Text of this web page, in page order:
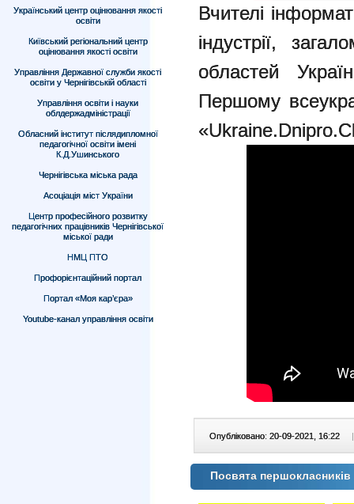
Український центр оцінювання якості
освіти
Київський регіональний центр
оцінювання якості освіти
Управління Державної служби якості
освіти у Чернігівській області
Управління освіти і науки
облдержадміністрації
Обласний інститут післядипломної
педагогічної освіти імені
К.Д.Ушинського
Чернігівська міська рада
Асоціація міст України
Центр професійного розвитку
педагогічних працівників Чернігівської
міської ради
НМЦ ПТО
Профорієнтаційний портал
Портал «Моя кар’єра»
Youtube-канал управління освіти
Вчителі
індустрії,
областей
Першому
Опубліковано: 20-09-2021, 16:22 |
Посвята першокласників